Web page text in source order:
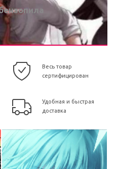
Весь товар
сертифицирован
Удобная и быстрая
доставка